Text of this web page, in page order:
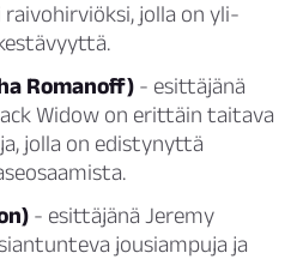
jolla on yli-
Romanoff) - esittäjänä
Widow on erittäin taitava
jolla on edistynyttä
- esittäjänä Jeremy
jousiampuja ja